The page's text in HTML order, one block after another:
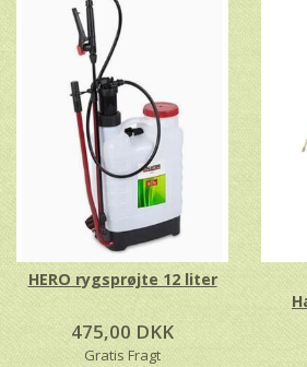
HERO rygsprøjte 12 liter
475,00 DKK
Gratis Fragt